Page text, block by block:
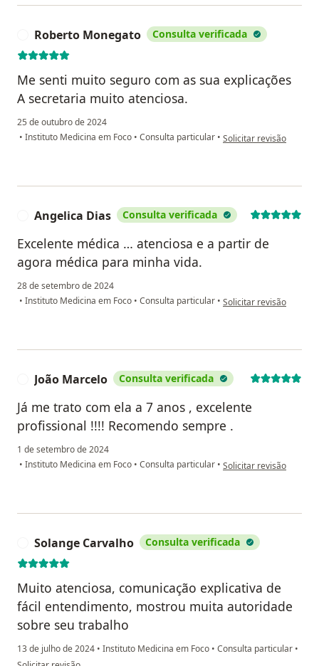
Roberto Monegato Consulta verificada
Me senti muito seguro com as sua explicações
A secretaria muito atenciosa.
25 de outubro de 2024
• Instituto Medicina em Foco • Consulta particular • na opinião do utilizador
Solicitar revisão
Angelica Dias Consulta verificada
Excelente médica … atenciosa e a partir de
agora médica para minha vida.
28 de setembro de 2024
• Instituto Medicina em Foco • Consulta particular • na opinião do utilizador
Solicitar revisão
João Marcelo Consulta verificada
Já me trato com ela a 7 anos , excelente
profissional !!!! Recomendo sempre .
1 de setembro de 2024
• Instituto Medicina em Foco • Consulta particular • na opinião do utilizador
Solicitar revisão
Solange Carvalho Consulta verificada
Muito atenciosa, comunicação explicativa de
fácil entendimento, mostrou muita autoridade
sobre seu trabalho
13 de julho de 2024 • Instituto Medicina em Foco • Consulta particular •
na opinião do utilizador Solange Carvalho